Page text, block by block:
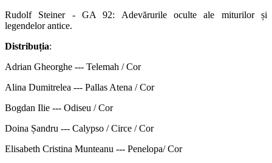
Rudolf Steiner - GA 92: Adevărurile oculte ale miturilor și
legendelor antice.
Distribuția:
Adrian Gheorghe --- Telemah / Cor
Alina Dumitrelea --- Pallas Atena / Cor
Bogdan Ilie --- Odiseu / Cor
Doina Șandru --- Calypso / Circe / Cor
Elisabeth Cristina Munteanu --- Penelopa/ Cor